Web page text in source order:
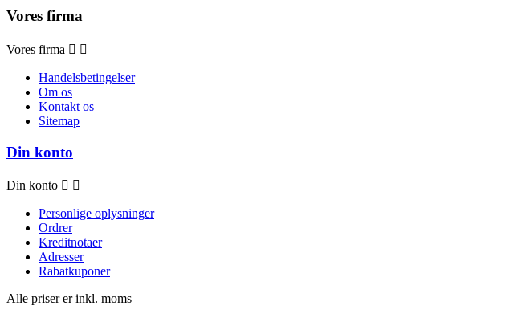
Vores firma
Vores firma  
Handelsbetingelser
Om os
Kontakt os
Sitemap
Din konto
Din konto  
Personlige oplysninger
Ordrer
Kreditnotaer
Adresser
Rabatkuponer
Alle priser er inkl. moms